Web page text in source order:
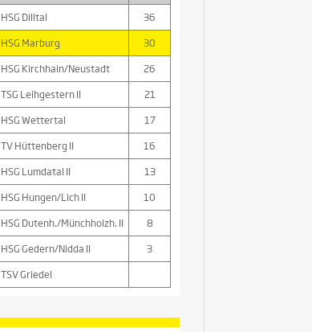
HSG Dilltal
36
HSG Marburg
30
HSG Kirchhain/Neustadt
26
TSG Leihgestern II
21
HSG Wettertal
17
TV Hüttenberg II
16
HSG Lumdatal II
13
HSG Hungen/Lich II
10
HSG Dutenh./Münchholzh. II
8
HSG Gedern/Nidda II
3
TSV Griedel